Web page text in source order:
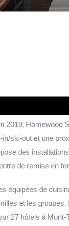
2019, Homewood
ski-out et une
des
de remise en
équipées de
et les
27 hôtels à